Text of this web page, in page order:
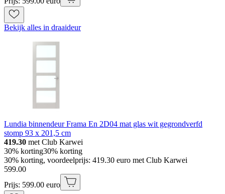
Bekijk alles in draaideur
Lundia binnendeur Frama En 2D04 mat glas wit gegrondverfd
stomp 93 x 201,5 cm
419.30 met Club Karwei
30% korting30% korting
30% korting, voordeelprijs: 419.30 euro met Club Karwei
599.00
Prijs: 599.00 euro